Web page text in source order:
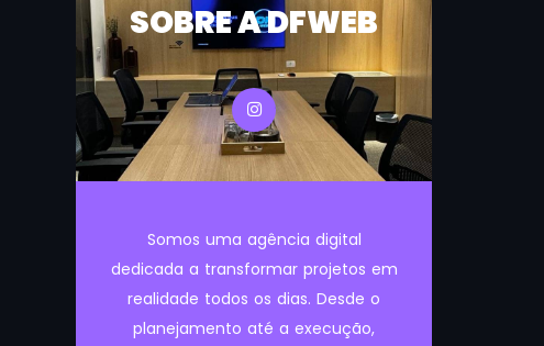
SOBRE A DFWEB
Somos uma agência digital
dedicada a transformar projetos em
realidade todos os dias. Desde o
planejamento até a execução,